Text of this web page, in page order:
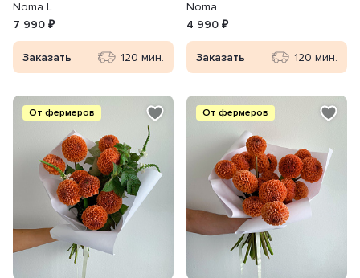
Noma L
7 990 ₽
Заказать 120 мин.
Noma
4 990 ₽
Заказать 120 мин.
От фермеров От фермеров